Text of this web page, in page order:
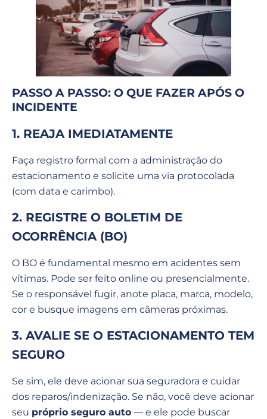
PASSO A PASSO: O QUE FAZER APÓS O
INCIDENTE
1. REAJA IMEDIATAMENTE
Faça registro formal com a administração do
estacionamento e solicite uma via protocolada
(com data e carimbo).
2. REGISTRE O BOLETIM DE
OCORRÊNCIA (BO)
O BO é fundamental mesmo em acidentes sem
vítimas. Pode ser feito online ou presencialmente.
Se o responsável fugir, anote placa, marca, modelo,
cor e busque imagens em câmeras próximas.
3. AVALIE SE O ESTACIONAMENTO TEM
SEGURO
Se sim, ele deve acionar sua seguradora e cuidar
dos reparos/indenização. Se não, você deve acionar
seu próprio seguro auto — e ele pode buscar